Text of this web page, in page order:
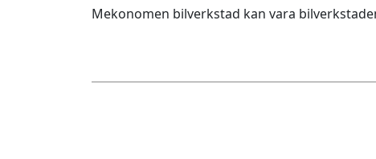
Mekonomen bilverkstad kan vara